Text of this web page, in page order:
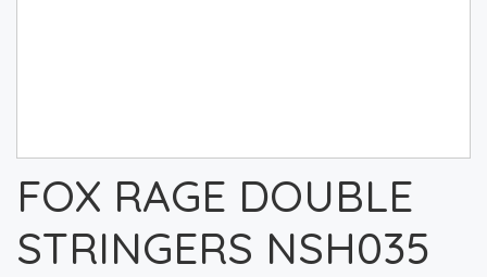
FOX RAGE DOUBLE
STRINGERS NSH035